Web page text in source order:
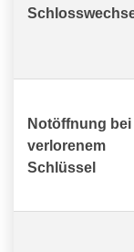
Notöffnung bei
verlorenem
Schlüssel